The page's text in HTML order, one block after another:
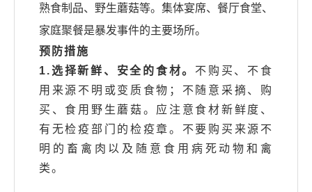
熟食制品、野生蘑菇等。集体宴席、餐厅食堂、
家庭聚餐是暴发事件的主要场所。
预防措施
1.选择新鲜、安全的食材。 不购买、不食
用来源不明或变质食物；不随意采摘、购
买、食用野生蘑菇。应注意食材新鲜度、
有无检疫部门的检疫章。不要购买来源不
明的畜禽肉以及随意食用病死动物和禽
类。